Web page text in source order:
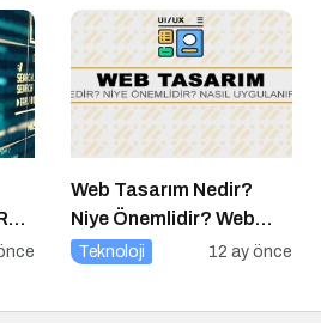
Web Tasarım Nedir?
Niye Önemlidir? Web
Tasarım Nasıl Yapılır?
Teknoloji 12 ay önce